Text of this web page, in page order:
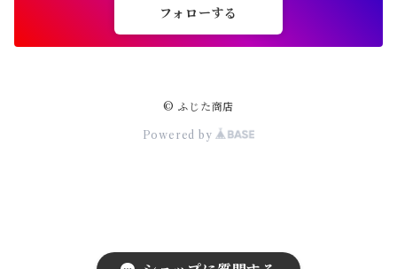
フォローする
© ふじた商店
Powered by